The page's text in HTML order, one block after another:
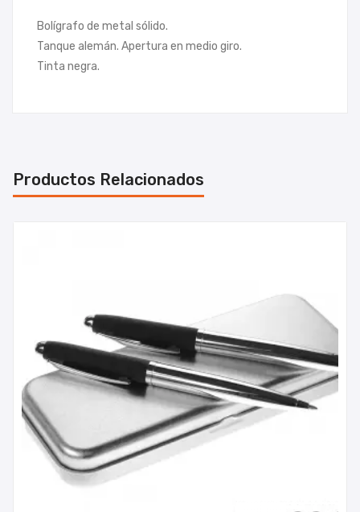
Bolígrafo de metal sólido.
Tanque alemán. Apertura en medio giro.
Tinta negra.
Productos Relacionados